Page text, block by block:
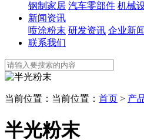
钢制家居 汽车零部件 机械
新闻资讯
喷涂粉末 研发资讯 企业新闻
联系我们
当前位置：当前位置： 首页 > 产
半光粉末